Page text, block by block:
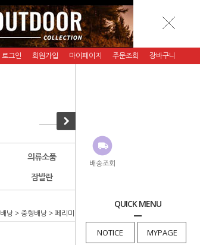
배송조회
QUICK MENU
NOTICE MYPAGE
로그인 회원가입 마이페이지 주문조회 장바구니
의류소품 악세서리
잠발란
배낭 >중형배낭 > 페리미터(프리미터) 50 Women´s (V2)